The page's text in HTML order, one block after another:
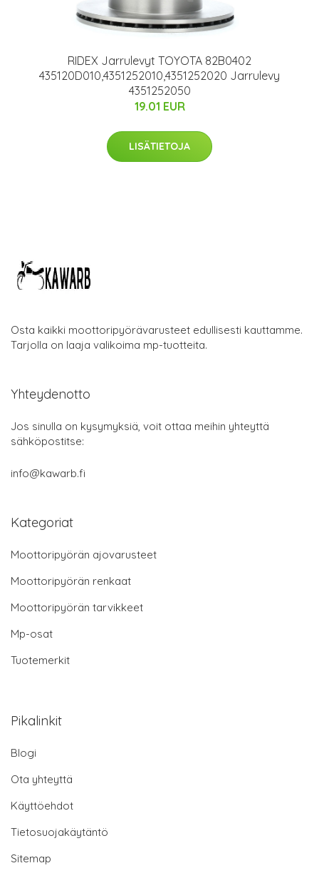
RIDEX Jarrulevyt TOYOTA 82B0402
435120D010,4351252010,4351252020 Jarrulevy
4351252050
19.01 EUR
LISÄTIETOJA
Osta kaikki moottoripyörävarusteet edullisesti kauttamme.
Tarjolla on laaja valikoima mp-tuotteita.
Yhteydenotto
Jos sinulla on kysymyksiä, voit ottaa meihin yhteyttä
sähköpostitse:
info@kawarb.fi
Kategoriat
Moottoripyörän ajovarusteet
Moottoripyörän renkaat
Moottoripyörän tarvikkeet
Mp-osat
Tuotemerkit
Pikalinkit
Blogi
Ota yhteyttä
Käyttöehdot
Tietosuojakäytäntö
Sitemap